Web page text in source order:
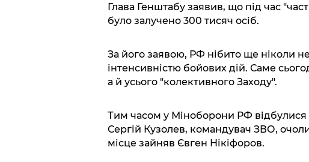
Глава Генштабу заявив, що під час
було залучено 300 тисяч осіб.
За його заявою, РФ нібито ще ніколи
інтенсивністю бойових дій. Саме
а й усього "колективного Заходу".
Тим часом у Міноборони РФ відбулися
Сергій Кузолев, командувач ЗВО,
місце зайняв Євген Нікіфоров.